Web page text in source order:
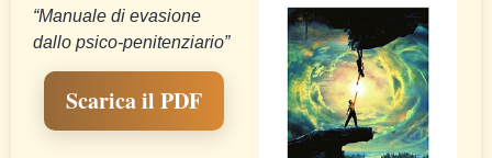
“Manuale di evasione
dallo psico-penitenziario”
Scarica il PDF